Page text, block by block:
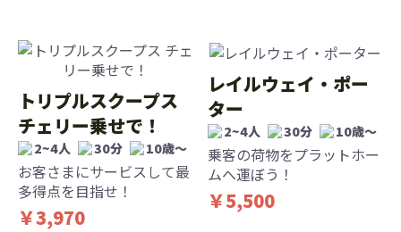
トリプルスクープス
チェリー乗せで！
2~4人 30分 10歳〜
お客さまにサービスして最
多得点を目指せ！
￥3,970
レイルウェイ・ポー
ター
2~4人 30分 10歳〜
乗客の荷物をプラットホー
ムへ運ぼう！
￥5,500